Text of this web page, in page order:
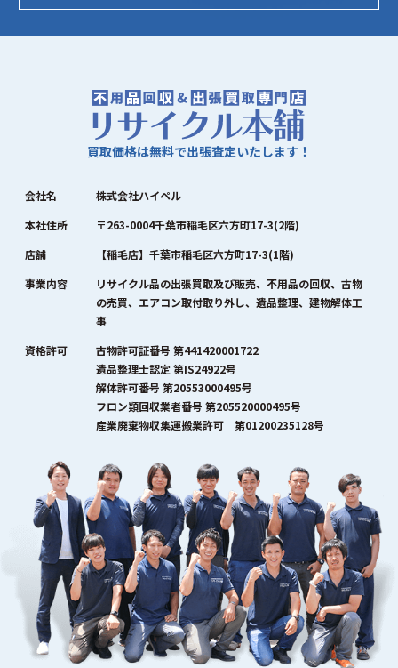
買取価格は無料で出張査定いたします！
会社名
株式会社ハイペル
本社住所
〒263-0004千葉市稲毛区六方町17-3(2階)
店舗
【稲毛店】千葉市稲毛区六方町17-3(1階)
事業内容
リサイクル品の出張買取及び販売、不用品の回収、古物
の売買、エアコン取付取り外し、遺品整理、建物解体工
事
資格許可
古物許可証番号 第441420001722
遺品整理士認定 第IS24922号
解体許可番号 第20553000495号
フロン類回収業者番号 第205520000495号
産業廃棄物収集運搬業許可 第01200235128号